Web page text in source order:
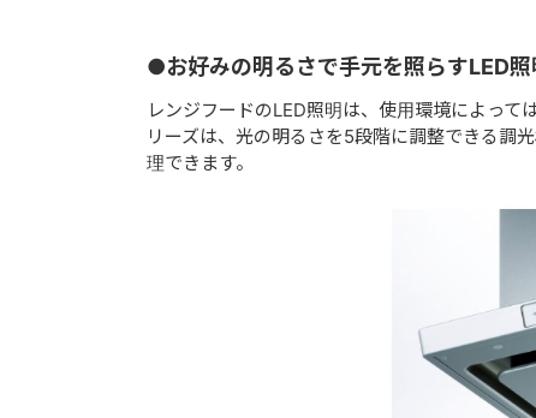
●お好みの明るさで手元を照らすLED
レンジフードのLED照明は、使用環境によっ
リーズは、光の明るさを5段階に調整できる調
理できます。